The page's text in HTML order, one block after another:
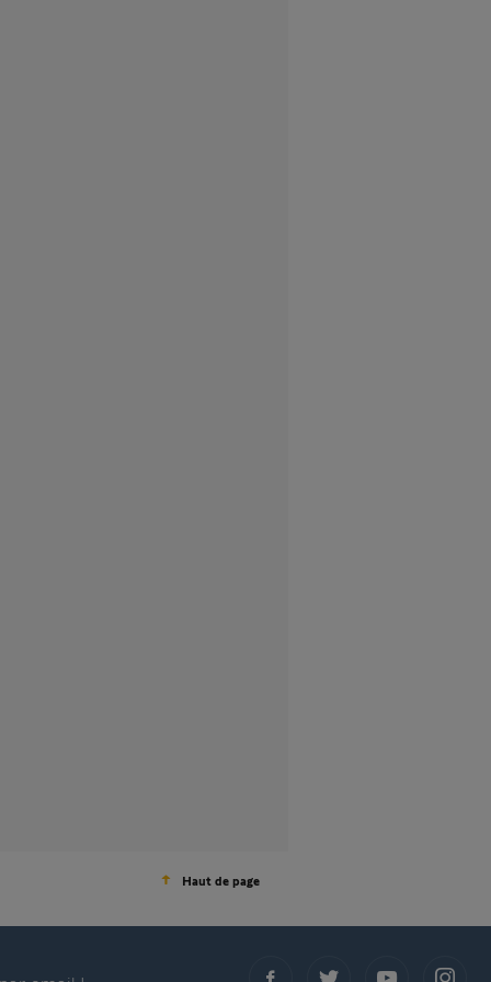
Haut de page